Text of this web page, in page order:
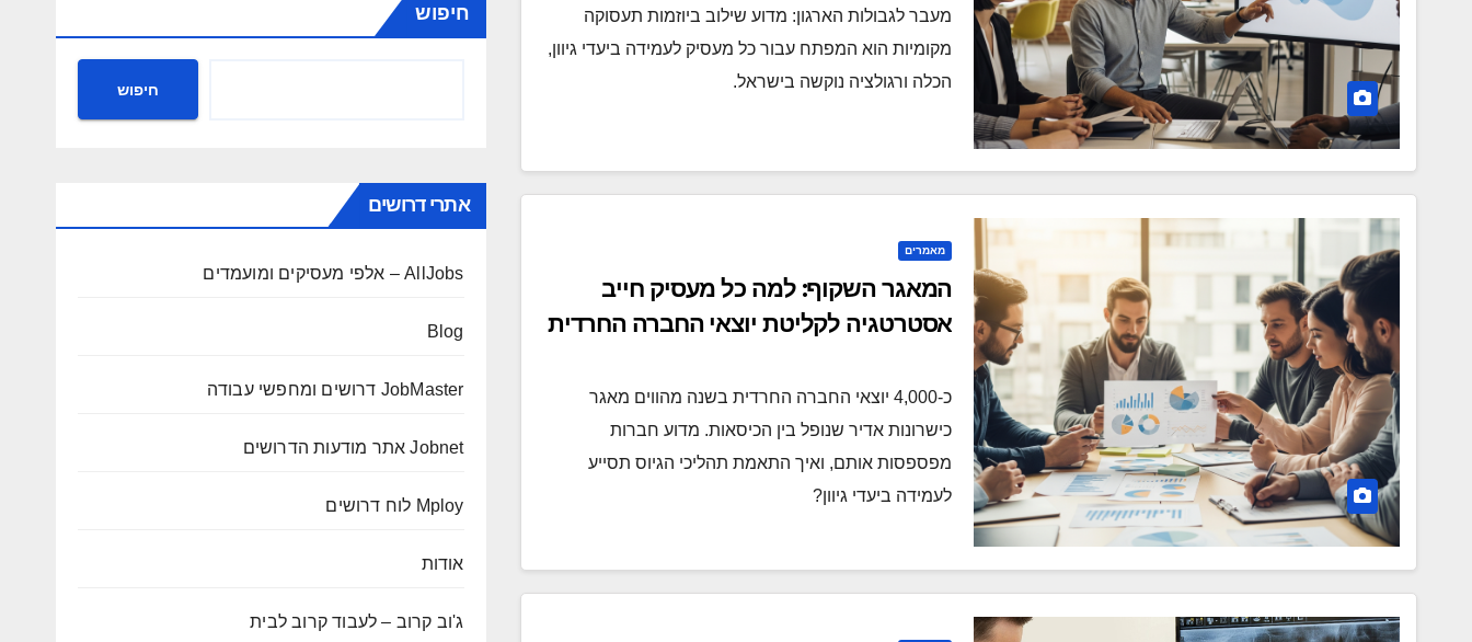
מעבר לגבולות הארגון: מדוע שילוב ביוזמות תעסוקה
מקומיות הוא המפתח עבור כל מעסיק לעמידה ביעדי גיוון,
הכלה ורגולציה נוקשה בישראל.
מאמרים
המאגר השקוף: למה כל מעסיק חייב
אסטרטגיה לקליטת יוצאי החברה החרדית
כ-4,000 יוצאי החברה החרדית בשנה מהווים מאגר
כישרונות אדיר שנופל בין הכיסאות. מדוע חברות
מפספסות אותם, ואיך התאמת תהליכי הגיוס תסייע
לעמידה ביעדי גיוון?
חיפוש
חיפוש
אתרי דרושים
AllJobs – אלפי מעסיקים ומועמדים
Blog
JobMaster דרושים ומחפשי עבודה
Jobnet אתר מודעות הדרושים
Mploy לוח דרושים
אודות
ג'וב קרוב – לעבוד קרוב לבית